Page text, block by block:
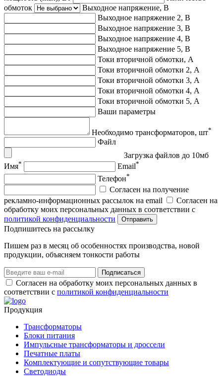
обмоток
Выходное напряжение, В
Выходное напряжение 2, В
Выходное напряжение 3, В
Выходное напряжение 4, В
Выходное напряжение 5, В
Токи вторичной обмотки, А
Токи вторичной обмотки 2, А
Токи вторичной обмотки 3, А
Токи вторичной обмотки 4, А
Токи вторичной обмотки 5, А
Ваши параметры
Необходимо трансформаторов, шт*
Файл
Загрузка файлов до 10мб
Имя* Email*
Телефон*
Согласен на получение
рекламно-информационных рассылок на email
Согласен на
обработку моих персональных данных в соответствии с
политикой конфиденциальности
Отправить
Подпишитеcь на рассылку
Пишем раз в месяц об особенностях производства, новой
продукции, объясняем тонкости работы
Подписаться
Согласен на обработку моих персональных данных в
соответствии с политикой конфиденциальности
Продукция
Трансформаторы
Блоки питания
Импульсные трансформаторы и дроссели
Печатные платы
Комплектующие и сопутствующие товары
Светодиоды